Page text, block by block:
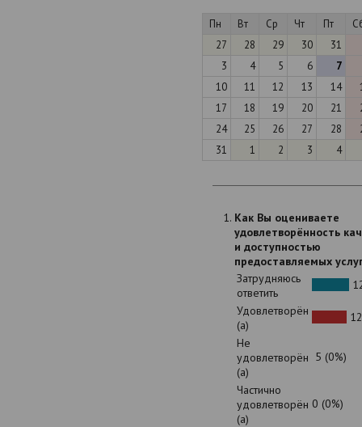
Пн Вт Ср Чт Пт
27
28 29 30
31
3
4 5 6
7
10
11 12 13 14
17
18 19 20 21
24
25 26 27 28
31
1 2 3 4
Как Вы оцениваете
удовлетворённость
и доступностью
предоставляемых
Затрудняюсь
ответить
Удовлетворён
(а)
Не
удовлетворён
(а)
5 (0%)
Частично
удовлетворён
(а)
0 (0%)